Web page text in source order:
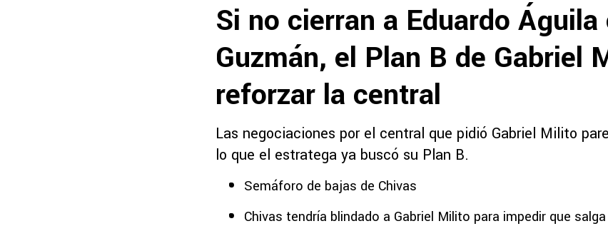
Si no cierran a Eduardo
Guzmán, el Plan B de Gabriel
reforzar la central
Las negociaciones por el central que pidió Gabriel Milito
lo que el estratega ya buscó su Plan B.
Semáforo de bajas de Chivas
Chivas tendría blindado a Gabriel Milito para impedir que salga